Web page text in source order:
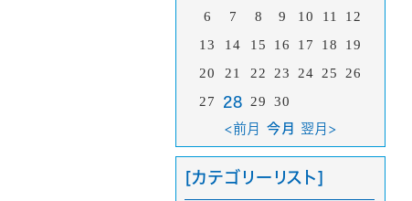
6
7 8 9 10 11
12
13
14 15 16 17 18
19
20
21 22 23 24 25
26
27
28 29 30
<前月 今月 翌月>
[カテゴリーリスト]